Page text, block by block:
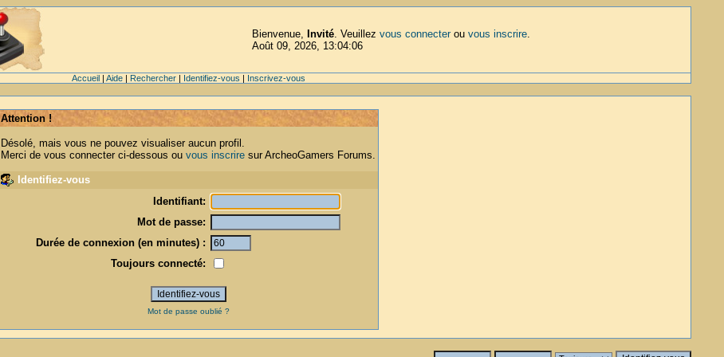
Bienvenue, Invité. Veuillez vous connecterou vous inscrire.
Août 09, 2026, 13:04:06
Accueil| Aide| Rechercher| Identifiez-vous | Inscrivez-vous
Attention !
Désolé, mais vous ne pouvez visualiser aucun profil.
Merci de vous connecter ci-dessous ou vous inscrire sur ArcheoGamers Forums.
Identifiez-vous
Identifiant:
Mot de passe:
Durée de connexion (en minutes) :
Toujours connecté:
Mot de passe oublié ?